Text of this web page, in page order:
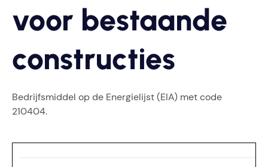
voor bestaande
constructies
Bedrijfsmiddel op de Energielijst (EIA) met code
210404.